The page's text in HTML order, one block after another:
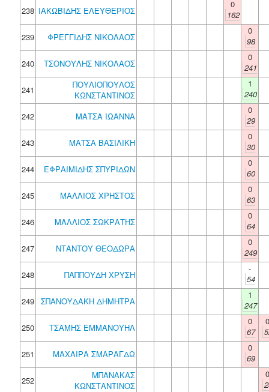
238 ΙΑΚΩΒΙΔΗΣ ΕΛΕΥΘΕΡΙΟΣ
0
162
239
ΦΡΕΓΓΙΔΗΣ ΝΙΚΟΛΑΟΣ
0
98
240
ΤΣΟΝΟΥΛΗΣ ΝΙΚΟΛΑΟΣ
0
241
241
ΠΟΥΛΙΟΠΟΥΛΟΣ
ΚΩΝΣΤΑΝΤΙΝΟΣ
1
240
242
ΜΑΤΣΑ ΙΩΑΝΝΑ
0
29
243
ΜΑΤΣΑ ΒΑΣΙΛΙΚΗ
0
30
244
ΕΦΡΑΙΜΙΔΗΣ ΣΠΥΡΙΔΩΝ
0
60
245
ΜΑΛΛΙΟΣ ΧΡΗΣΤΟΣ
0
63
246
ΜΑΛΛΙΟΣ ΣΩΚΡΑΤΗΣ
0
64
247
ΝΤΑΝΤΟΥ ΘΕΟΔΩΡΑ
0
249
248
ΠΑΠΠΟΥΔΗ ΧΡΥΣΗ
-
54
249 ΣΠΑΝΟΥΔΑΚΗ ΔΗΜΗΤΡΑ
1
247
250
ΤΣΑΜΗΣ ΕΜΜΑΝΟΥΗΛ
0
67
0
251
ΜΑΧΑΙΡΑ ΣΜΑΡΑΓΔΩ
0
69
252
ΜΠΑΝΑΚΑΣ
ΚΩΝΣΤΑΝΤΙΝΟΣ
0